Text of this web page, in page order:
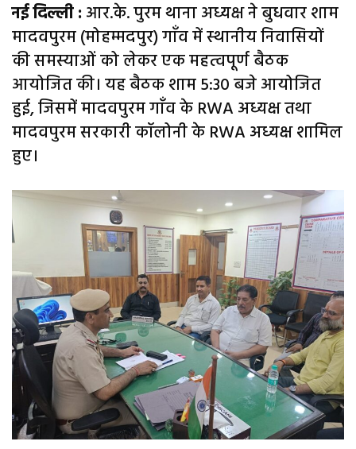
नई दिल्ली :आर.के. पुरम थाना अध्यक्ष ने बुधवार शाम
मादवपुरम (मोहम्मदपुर) गाँव में स्थानीय निवासियों
की समस्याओं को लेकर एक महत्वपूर्ण बैठक
आयोजित की। यह बैठक शाम 5:30 बजे आयोजित
हुई, जिसमें मादवपुरम गाँव के RWA अध्यक्ष तथा
मादवपुरम सरकारी कॉलोनी के RWA अध्यक्ष शामिल
हुए।